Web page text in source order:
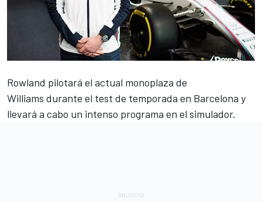
Rowland pilotará el actual monoplaza de
Williams durante el test de temporada en Barcelona y
llevará a cabo un intenso programa en el simulador.